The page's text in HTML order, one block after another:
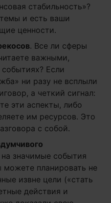
стабильность»?
и есть ваши
ценности.
. Все ли сферы
важными,
Если
ни разу не всплыли
а четкий сигнал:
эти аспекты, либо
им ресурсов. Это
с собой.
на значимые события
планировать не
извне цели («стать
действия и